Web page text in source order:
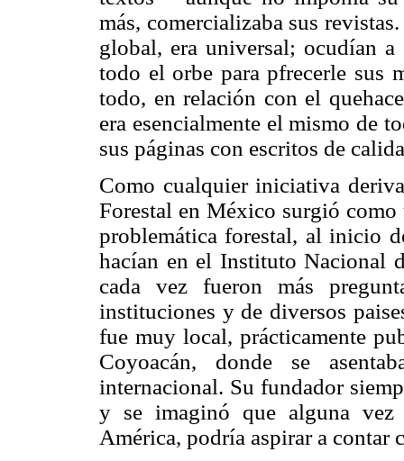
más, comercializaba sus
global, era universal; ocudían a
todo el orbe para pfrecerle sus
todo, en relación con el
era esencialmente el mismo de
sus páginas con escritos de
Como cualquier iniciativa
Forestal en México surgió como
problemática forestal, al inicio
hacían en el Instituto Nacional
cada vez fueron más
instituciones y de diversos
fue muy local, prácticamente
Coyoacán, donde se
internacional. Su fundador
y se imaginó que alguna
América, podría aspirar a contar